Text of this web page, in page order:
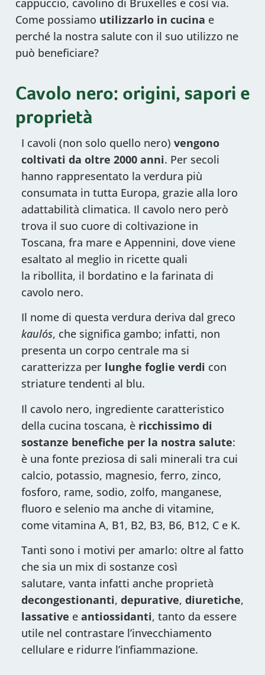
Come possiamo utilizzarlo in cucina e
perché la nostra salute con il suo utilizzo ne
può beneficiare?
Cavolo nero: origini, sapori e
proprietà
I cavoli (non solo quello nero) vengono
coltivati da oltre 2000 anni. Per secoli
hanno rappresentato la verdura più
consumata in tutta Europa, grazie alla loro
adattabilità climatica. Il cavolo nero però
trova il suo cuore di coltivazione in
Toscana, fra mare e Appennini, dove viene
esaltato al meglio in ricette quali
la ribollita, il bordatino e la farinata di
cavolo nero.
Il nome di questa verdura deriva dal greco
kaulós, che significa gambo; infatti, non
presenta un corpo centrale ma si
caratterizza per lunghe foglie verdi con
striature tendenti al blu.
Il cavolo nero, ingrediente caratteristico
della cucina toscana, è ricchissimo di
sostanze benefiche per la nostra salute:
è una fonte preziosa di sali minerali tra cui
calcio, potassio, magnesio, ferro, zinco,
fosforo, rame, sodio, zolfo, manganese,
fluoro e selenio ma anche di vitamine,
come vitamina A, B1, B2, B3, B6, B12, C e K.
Tanti sono i motivi per amarlo: oltre al fatto
che sia un mix di sostanze così
salutare, vanta infatti anche proprietà
decongestionanti, depurative, diuretiche,
lassative e antiossidanti, tanto da essere
utile nel contrastare l’invecchiamento
cellulare e ridurre l’infiammazione.